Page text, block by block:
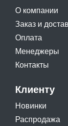
О компании
Заказ и
Оплата
Менеджеры
Контакты
Клиенту
Новинки
Распродажа